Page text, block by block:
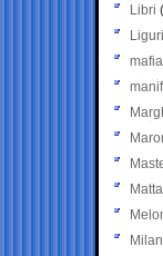
Libri
mafia